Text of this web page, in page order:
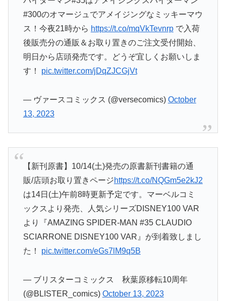
#300のオマージュでアメイジングなミッキーマウ
ス！今夜21時から https://t.co/mqVkTevnrpで入荷
後販売分の通販＆お取り置きのご注文受付開始、
明日から店頭発売です。どうぞ宜しくお願いしま
す！ pic.twitter.com/jDqZJCGjVt
— ヴァースコミックス (@versecomics) October
13, 2023
【新刊原書】10/14(土)発売の原書新刊書籍の通
販/店頭お取り置きページhttps://t.co/NQGm5e2kJ2
は14日(土)午前8時更新予定です。マーベルコミ
ックスより発売、人気シリーズDISNEY100 VAR
より『AMAZING SPIDER-MAN #35 CLAUDIO
SCIARRONE DISNEY100 VAR』が到着致しまし
た！ pic.twitter.com/eGs7lM9q5B
— ブリスターコミックス 秋葉原移転10周年
(@BLISTER_comics) October 13, 2023